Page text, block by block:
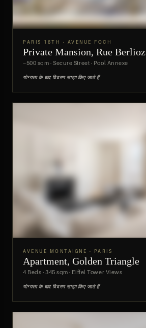
पूर्वावलोकन
PARIS 16TH · AVENUE FOCH
Private Mansion, Rue Berlioz
~500 sqm · Secure Street · Pool Annexe
योग्यता के बाद विवरण साझा किए जाते हैं
पूर्वावलोकन
AVENUE MONTAIGNE · PARIS
Apartment, Golden Triangle
4 Beds · 345 sqm · Eiffel Tower Views
योग्यता के बाद विवरण साझा किए जाते हैं